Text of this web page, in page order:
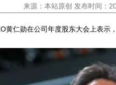
来源：本站原创 发布时间：
黄仁勋在公司年度股东大会上表